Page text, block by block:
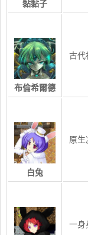
黏黏子
布倫希爾德
古代
白兔
原生
一身